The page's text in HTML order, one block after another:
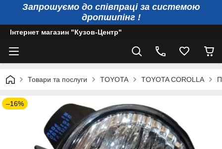
Запрошуємо до співпраці за системою
дропшипінг !
Інтернет магазин "Кузов-Центр"
Товари та послуги TOYOTA TOYOTA COROLLA
–16%